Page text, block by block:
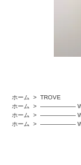
ホーム > TROVE
ホーム
> ――――――
ホーム
> ――――――
ホーム
> ――――――